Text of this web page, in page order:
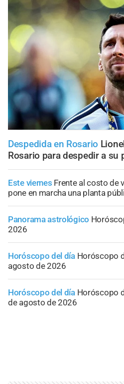
Despedida en Rosario
Rosario para despedir a su
Este viernes Frente al costo de
pone en marcha una planta
Panorama astrológico
2026
Horóscopo del día Horóscopo
agosto de 2026
Horóscopo del día Horóscopo
de agosto de 2026